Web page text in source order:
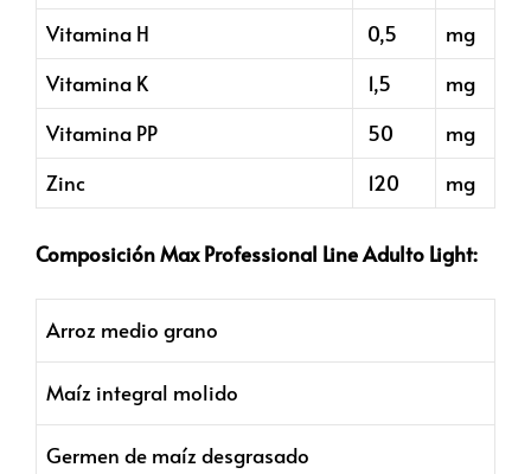
Vitamina H
0,5
mg
Vitamina K
1,5
mg
Vitamina PP
50
mg
Zinc
120 mg
Composición Max Professional Line Adulto Light:
Arroz medio grano
Maíz integral molido
Germen de maíz desgrasado